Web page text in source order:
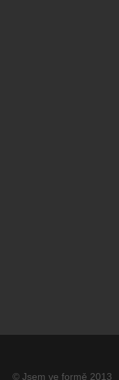
© Jsem ve formě 2013